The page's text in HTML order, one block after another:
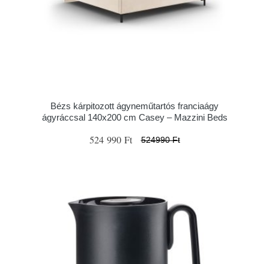
Bézs kárpitozott ágyneműtartós franciaágy
ágyráccsal 140x200 cm Casey – Mazzini Beds
524 990 Ft 524990 Ft